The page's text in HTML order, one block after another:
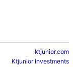
ktjunior.com
Ktjunior Investments